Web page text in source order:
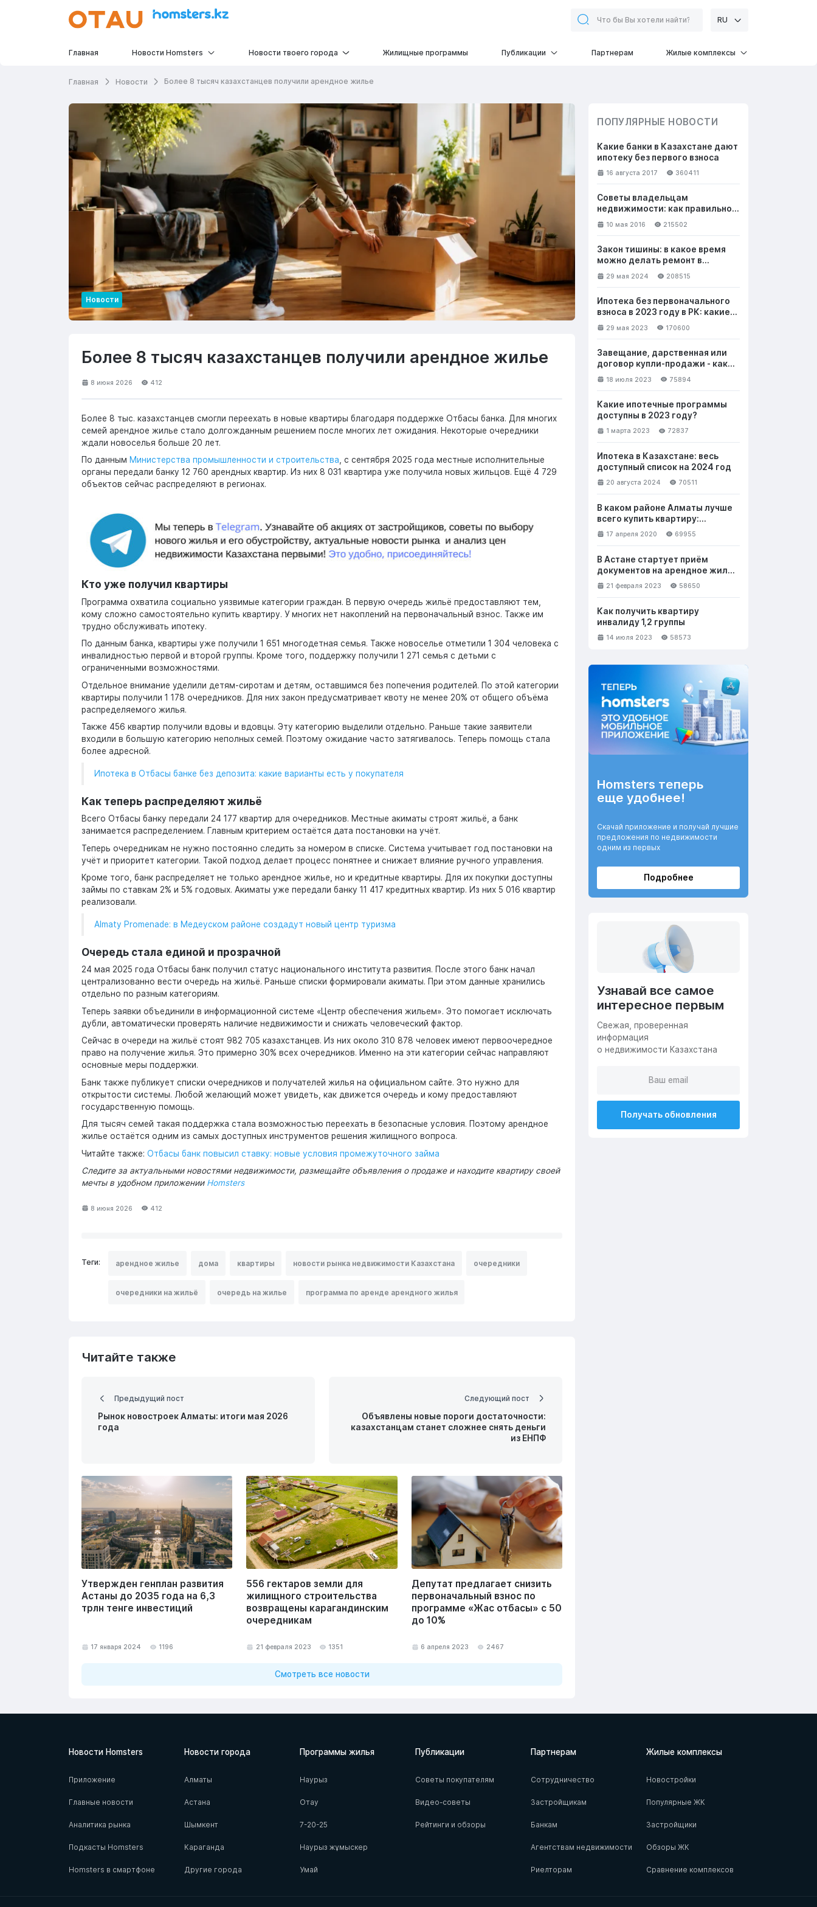
RU
Главная Новости Homsters Новости твоего города Жилищные программы Публикации Партнерам Жилые комплексы
Главная Новости Более 8 тысяч казахстанцев получили арендное жилье
Новости
Более 8 тысяч казахстанцев получили арендное жилье
8 июня 2026 412
Более 8 тыс. казахстанцев смогли переехать в новые квартиры благодаря поддержке Отбасы банка. Для многих
семей арендное жилье стало долгожданным решением после многих лет ожидания. Некоторые очередники
ждали новоселья больше 20 лет.
По данным Министерства промышленности и строительства , с сентября 2025 года местные исполнительные
органы передали банку 12 760 арендных квартир. Из них 8 031 квартира уже получила новых жильцов. Ещё 4 729
объектов сейчас распределяют в регионах.
Кто уже получил квартиры
Программа охватила социально уязвимые категории граждан. В первую очередь жильё предоставляют тем,
кому сложно самостоятельно купить квартиру. У многих нет накоплений на первоначальный взнос. Также им
трудно обслуживать ипотеку.
По данным банка, квартиры уже получили 1 651 многодетная семья. Также новоселье отметили 1 304 человека с
инвалидностью первой и второй группы. Кроме того, поддержку получили 1 271 семья с детьми с
ограниченными возможностями.
Отдельное внимание уделили детям-сиротам и детям, оставшимся без попечения родителей. По этой категории
квартиры получили 1 178 очередников. Для них закон предусматривает квоту не менее 20% от общего объёма
распределяемого жилья.
Также 456 квартир получили вдовы и вдовцы. Эту категорию выделили отдельно. Раньше такие заявители
входили в большую категорию неполных семей. Поэтому ожидание часто затягивалось. Теперь помощь стала
более адресной.
Ипотека в Отбасы банке без депозита: какие варианты есть у покупателя
Как теперь распределяют жильё
Всего Отбасы банку передали 24 177 квартир для очередников. Местные акиматы строят жильё, а банк
занимается распределением. Главным критерием остаётся дата постановки на учёт.
Теперь очередникам не нужно постоянно следить за номером в списке. Система учитывает год постановки на
учёт и приоритет категории. Такой подход делает процесс понятнее и снижает влияние ручного управления.
Кроме того, банк распределяет не только арендное жилье, но и кредитные квартиры. Для их покупки доступны
займы по ставкам 2% и 5% годовых. Акиматы уже передали банку 11 417 кредитных квартир. Из них 5 016 квартир
реализовали.
Almaty Promenade: в Медеуском районе создадут новый центр туризма
Очередь стала единой и прозрачной
24 мая 2025 года Отбасы банк получил статус национального института развития. После этого банк начал
централизованно вести очередь на жильё. Раньше списки формировали акиматы. При этом данные хранились
отдельно по разным категориям.
Теперь заявки объединили в информационной системе «Центр обеспечения жильем». Это помогает исключать
дубли, автоматически проверять наличие недвижимости и снижать человеческий фактор.
Сейчас в очереди на жильё стоят 982 705 казахстанцев. Из них около 310 878 человек имеют первоочередное
право на получение жилья. Это примерно 30% всех очередников. Именно на эти категории сейчас направляют
основные меры поддержки.
Банк также публикует списки очередников и получателей жилья на официальном сайте. Это нужно для
открытости системы. Любой желающий может увидеть, как движется очередь и кому предоставляют
государственную помощь.
Для тысяч семей такая поддержка стала возможностью переехать в безопасные условия. Поэтому арендное
жилье остаётся одним из самых доступных инструментов решения жилищного вопроса.
Читайте также: Отбасы банк повысил ставку: новые условия промежуточного займа
Следите за актуальными новостями недвижимости, размещайте объявления о продаже и находите квартиру своей
мечты в удобном приложении Homsters
8 июня 2026 412
Теги: арендное жилье дома квартиры новости рынка недвижимости Казахстана очередники
очередники на жильё очередь на жилье программа по аренде арендного жилья
Читайте также
Предыдущий пост
Рынок новостроек Алматы: итоги мая 2026
года
Следующий пост
Объявлены новые пороги достаточности:
казахстанцам станет сложнее снять деньги
из ЕНПФ
Утвержден генплан развития
Астаны до 2035 года на 6,3
трлн тенге инвестиций
17 января 2024 1196
556 гектаров земли для
жилищного строительства
возвращены карагандинским
очередникам
21 февраля 2023 1351
Депутат предлагает снизить
первоначальный взнос по
программе «Жас отбасы» с 50
до 10%
6 апреля 2023 2467
Смотреть все новости
ПОПУЛЯРНЫЕ НОВОСТИ
Какие банки в Казахстане дают
ипотеку без первого взноса
16 августа 2017 360411
Советы владельцам
недвижимости: как правильно
общаться с клиентами, чтобы
успешно продать жилье
10 мая 2016 215502
Закон тишины: в какое время
можно делать ремонт в
квартире в выходные и будни
29 мая 2024 208515
Ипотека без первоначального
взноса в 2023 году в РК: какие
банки выдают и на каких
условиях
29 мая 2023 170600
Завещание, дарственная или
договор купли-продажи - как
лучше безвозмездно передать
недвижимость
18 июля 2023 75894
Какие ипотечные программы
доступны в 2023 году?
1 марта 2023 72837
Ипотека в Казахстане: весь
доступный список на 2024 год
20 августа 2024 70511
В каком районе Алматы лучше
всего купить квартиру:
выбираем новостройку. Часть 1
17 апреля 2020 69955
В Астане стартует приём
документов на арендное жильё
с правом выкупа
21 февраля 2023 58650
Как получить квартиру
инвалиду 1,2 группы
14 июля 2023 58573
Homsters теперь
еще удобнее!
Скачай приложение и получай лучшие
предложения по недвижимости
одним из первых
Подробнее
Узнавай все самое
интересное первым
Cвежая, проверенная
информация
о недвижимости Казахстана
Получать обновления
Новости Homsters
Приложение
Главные новости
Аналитика рынка
Подкасты Homsters
Homsters в смартфоне
Новости города
Алматы
Астана
Шымкент
Караганда
Другие города
Программы жилья
Наурыз
Отау
7-20-25
Наурыз жұмыскер
Умай
Публикации
Советы покупателям
Видео-советы
Рейтинги и обзоры
Партнерам
Сотрудничество
Застройщикам
Банкам
Агентствам недвижимости
Риелторам
Жилые комплексы
Новостройки
Популярные ЖК
Застройщики
Обзоры ЖК
Сравнение комплексов